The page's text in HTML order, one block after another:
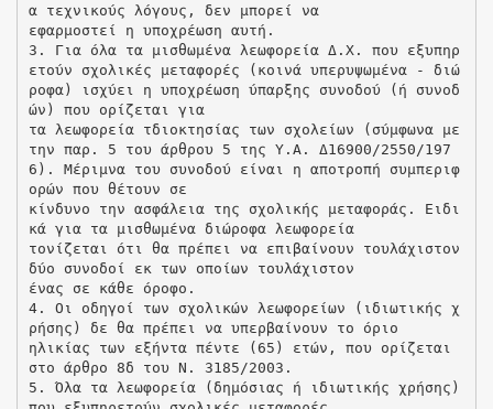
α τεχνικούς λόγους, δεν μπορεί να
εφαρμοστεί η υποχρέωση αυτή.
3. Για όλα τα μισθωμένα λεωφορεία Δ.Χ. που εξυπηρ
ετούν σχολικές μεταφορές (κοινά υπερυψωμένα - διώ
ροφα) ισχύει η υποχρέωση ύπαρξης συνοδού (ή συνοδ
ών) που ορίζεται για
τα λεωφορεία τδιοκτησίας των σχολείων (σύμφωνα με
την παρ. 5 του άρθρου 5 της Υ.Α. Δ16900/2550/197
6). Μέριμνα του συνοδού είναι η αποτροπή συμπεριφ
ορών που θέτουν σε
κίνδυνο την ασφάλεια της σχολικής μεταφοράς. Ειδι
κά για τα μισθωμένα διώροφα λεωφορεία
τονίζεται ότι θα πρέπει να επιβαίνουν τουλάχιστον
δύο συνοδοί εκ των οποίων τουλάχιστον
ένας σε κάθε όροφο.
4. Οι οδηγοί των σχολικών λεωφορείων (ιδιωτικής χ
ρήσης) δε θα πρέπει να υπερβαίνουν το όριο
ηλικίας των εξήντα πέντε (65) ετών, που ορίζεται
στο άρθρο 8δ του Ν. 3185/2003.
5. Όλα τα λεωφορεία (δημόσιας ή ιδιωτικής χρήσης)